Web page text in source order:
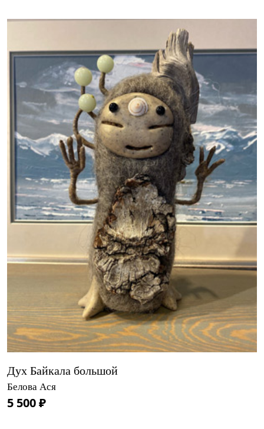
Дух Байкала большой
Белова Ася
5 500 ₽